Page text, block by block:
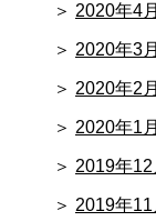
2020年4月
2020年3月
2020年2月
2020年1月
2019年12
2019年11